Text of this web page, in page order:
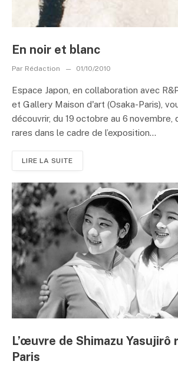
En noir et blanc
Par Rédaction 01/10/2010
Espace Japon, en collaboration avec
et Gallery Maison d'art (Osaka-Paris),
découvrir, du 19 octobre au 6
rares dans le cadre de l’exposition...
LIRE LA SUITE
L’œuvre de Shimazu Yasujirô
Paris